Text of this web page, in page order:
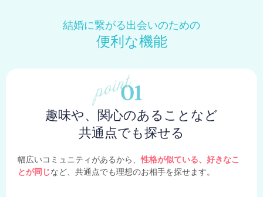
結婚に繋がる出会いのための
便利な機能
趣味や、関心のあることなど
共通点でも探せる
幅広いコミュニティがあるから、性格が似ている、好きなこ
とが同じなど、共通点でも理想のお相手を探せます。